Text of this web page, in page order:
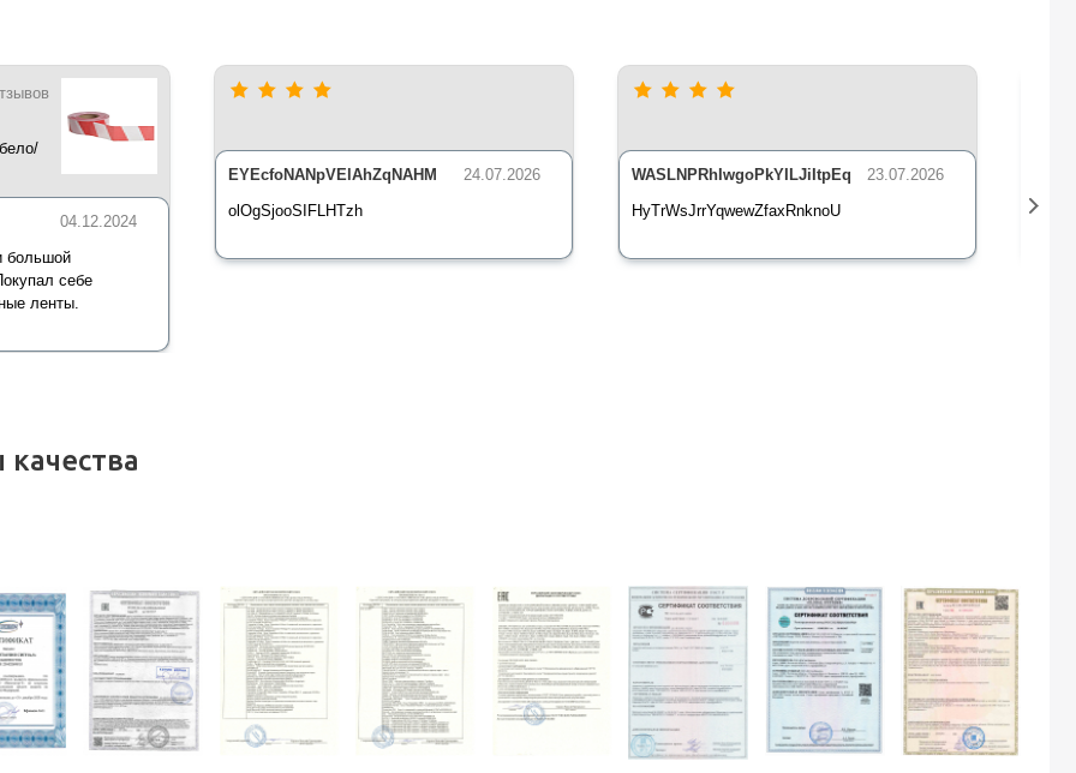
04.12.2024
большой
себе
ленты.
24.07.2026
EYEcfoNANpVElAhZqNAHM
olOgSjooSIFLHTzh
23.07.2026
WASLNPRhIwgoPkYILJiItpEq
HyTrWsJrrYqwewZfaxRnknoU